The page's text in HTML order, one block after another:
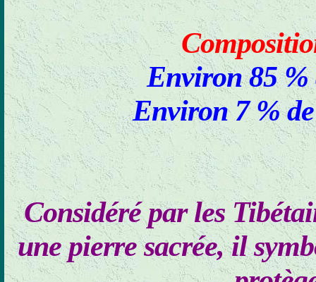
Environ 85 %
Environ 7 %
Considéré par les
une pierre sacrée, il